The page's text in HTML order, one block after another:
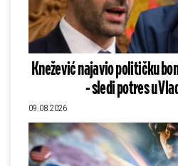
Knežević najavio političku
- sledi potres u
09.08.2026